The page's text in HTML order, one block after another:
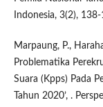
Indonesia, 3(2),
Marpaung, P.,
Problematika
Suara (Kpps) Pada
Tahun 2020’, .